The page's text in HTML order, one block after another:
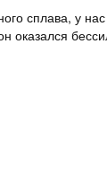
сплава, у
оказался